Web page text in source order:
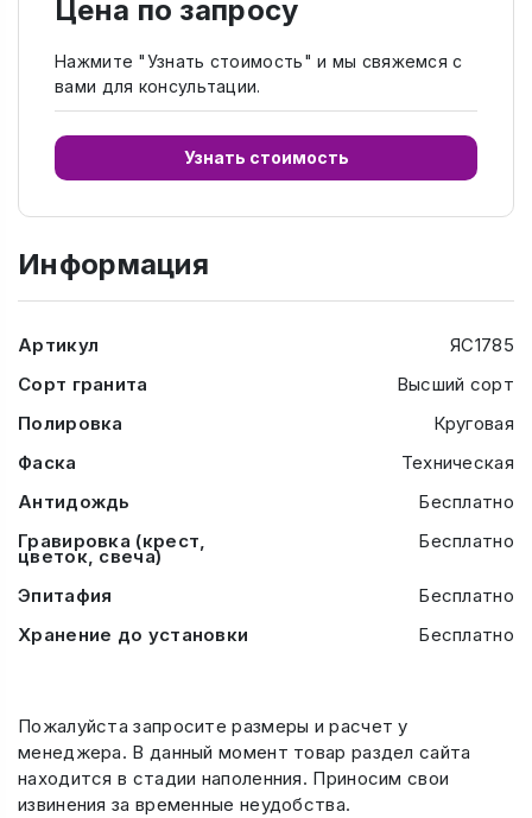
Цена по запросу
Нажмите "Узнать стоимость" и мы свяжемся с
вами для консультации.
Узнать стоимость
Информация
Артикул
ЯС1785
Сорт гранита
Высший сорт
Полировка
Круговая
Фаска
Техническая
Антидождь
Бесплатно
Гравировка (крест,
цветок, свеча)
Бесплатно
Эпитафия
Бесплатно
Хранение до установки
Бесплатно
Пожалуйста запросите размеры и расчет у
менеджера. В данный момент товар раздел сайта
находится в стадии наполенния. Приносим свои
извинения за временные неудобства.